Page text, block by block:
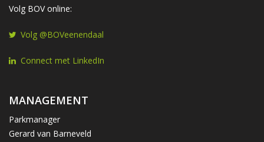
Volg BOV online:
Volg @BOVeenendaal
Connect met LinkedIn
MANAGEMENT
Parkmanager
Gerard van Barneveld